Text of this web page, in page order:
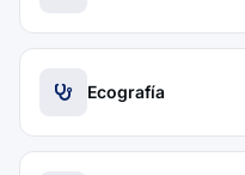
Ecografía